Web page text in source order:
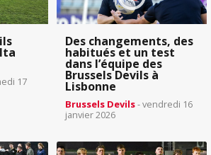
17
Des changements, des
habitués et un test
dans l’équipe des
Brussels Devils à
Lisbonne
Brussels Devils- vendredi 16
janvier 2026